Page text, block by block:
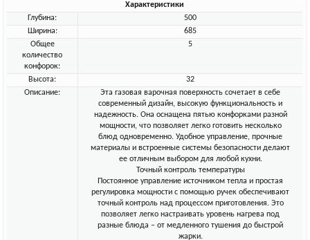
Характеристики
Глубина:
500
Ширина:
685
Общее
количество
конфорок:
5
Высота:
32
Описание:
Эта газовая варочная поверхность сочетает в себе
современный дизайн, высокую функциональность и
надежность. Она оснащена пятью конфорками разной
мощности, что позволяет легко готовить несколько
блюд одновременно. Удобное управление, прочные
материалы и встроенные системы безопасности делают
ее отличным выбором для любой кухни.
Точный контроль температуры
Постоянное управление источником тепла и простая
регулировка мощности с помощью ручек обеспечивают
точный контроль над процессом приготовления. Это
позволяет легко настраивать уровень нагрева под
разные блюда – от медленного тушения до быстрой
жарки.